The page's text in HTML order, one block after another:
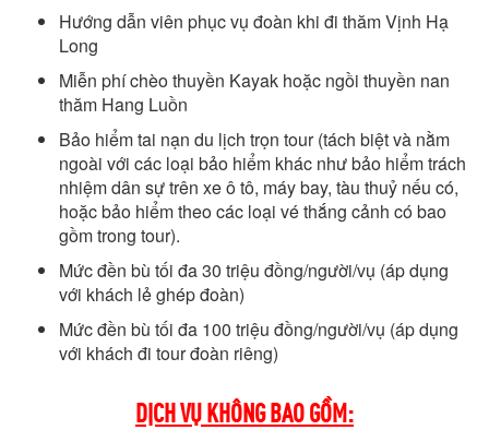
Hướng dẫn viên phục vụ đoàn khi đi thăm Vịnh Hạ
Long
Miễn phí chèo thuyền Kayak hoặc ngồi thuyền nan
thăm Hang Luồn
Bảo hiểm tai nạn du lịch trọn tour (tách biệt và nằm
ngoài với các loại bảo hiểm khác như bảo hiểm trách
nhiệm dân sự trên xe ô tô, máy bay, tàu thuỷ nếu có,
hoặc bảo hiểm theo các loại vé thắng cảnh có bao
gồm trong tour).
Mức đền bù tối đa 30 triệu đồng/người/vụ (áp dụng
với khách lẻ ghép đoàn)
Mức đền bù tối đa 100 triệu đồng/người/vụ (áp dụng
với khách đi tour đoàn riêng)
DỊCH VỤ KHÔNG BAO GỒM: